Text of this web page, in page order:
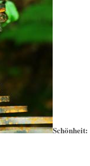
Schönheit: